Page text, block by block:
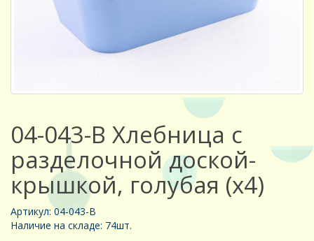
04-043-B Хлебница с
разделочной доской-
крышкой, голубая (х4)
Артикул: 04-043-B
Наличие на складе: 74шт.